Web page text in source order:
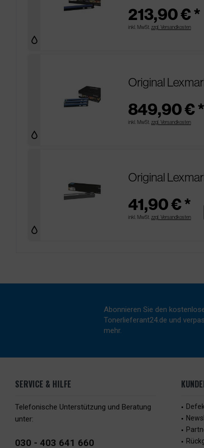
213,90 € *
inkl. MwSt. zzgl. Versandkosten
Original
849,90 € *
inkl. MwSt. zzgl. Versandkosten
Original
41,90 € *
inkl. MwSt. zzgl. Versandkosten
Abonnieren Sie den
Tonerlieferant24.de und
mehr.
SERVICE & HILFE
Telefonische Unterstützung und Beratung
unter:
030 - 403 641 660